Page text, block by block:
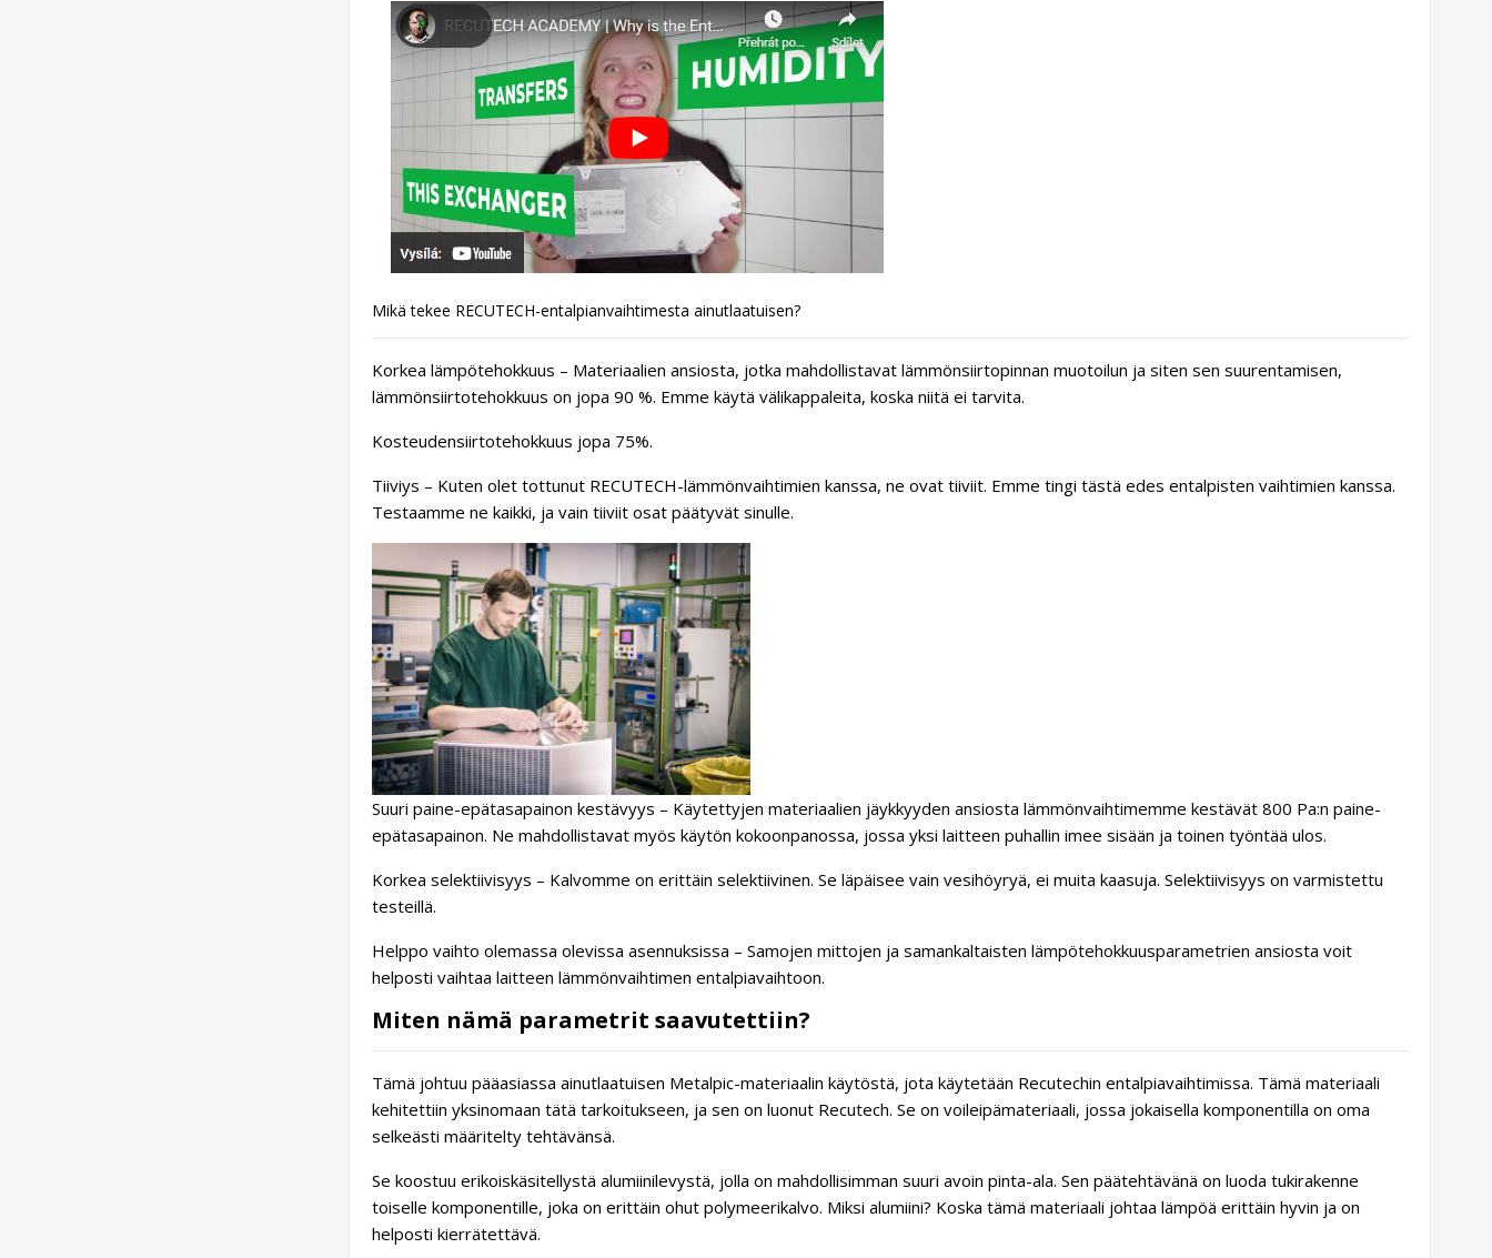
Mikä tekee RECUTECH-entalpianvaihtimesta ainutlaatuisen?
Korkea lämpötehokkuus – Materiaalien ansiosta, jotka mahdollistavat lämmönsiirtopinnan muotoilun ja siten sen suurentamisen,
lämmönsiirtotehokkuus on jopa 90 %. Emme käytä välikappaleita, koska niitä ei tarvita.
Kosteudensiirtotehokkuus jopa 75%.
Tiiviys – Kuten olet tottunut RECUTECH-lämmönvaihtimien kanssa, ne ovat tiiviit. Emme tingi tästä edes entalpisten vaihtimien kanssa.
Testaamme ne kaikki, ja vain tiiviit osat päätyvät sinulle.
Suuri paine-epätasapainon kestävyys – Käytettyjen materiaalien jäykkyyden ansiosta lämmönvaihtimemme kestävät 800 Pa:n paine-
epätasapainon. Ne mahdollistavat myös käytön kokoonpanossa, jossa yksi laitteen puhallin imee sisään ja toinen työntää ulos.
Korkea selektiivisyys – Kalvomme on erittäin selektiivinen. Se läpäisee vain vesihöyryä, ei muita kaasuja. Selektiivisyys on varmistettu
testeillä.
Helppo vaihto olemassa olevissa asennuksissa – Samojen mittojen ja samankaltaisten lämpötehokkuusparametrien ansiosta voit
helposti vaihtaa laitteen lämmönvaihtimen entalpiavaihtoon.
Miten nämä parametrit saavutettiin?
Tämä johtuu pääasiassa ainutlaatuisen Metalpic-materiaalin käytöstä, jota käytetään Recutechin entalpiavaihtimissa. Tämä materiaali
kehitettiin yksinomaan tätä tarkoitukseen, ja sen on luonut Recutech. Se on voileipämateriaali, jossa jokaisella komponentilla on oma
selkeästi määritelty tehtävänsä.
Se koostuu erikoiskäsitellystä alumiinilevystä, jolla on mahdollisimman suuri avoin pinta-ala. Sen päätehtävänä on luoda tukirakenne
toiselle komponentille, joka on erittäin ohut polymeerikalvo. Miksi alumiini? Koska tämä materiaali johtaa lämpöä erittäin hyvin ja on
helposti kierrätettävä.